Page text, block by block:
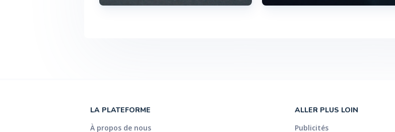
LA PLATEFORME
À propos de nous
ALLER PLUS LOIN
Publicités